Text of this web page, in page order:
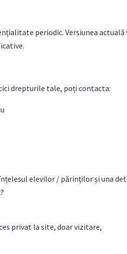
periodic. Versiunea
drepturile tale, poți contacta:
elevilor / părinților și una
privat la site, doar vizitare,